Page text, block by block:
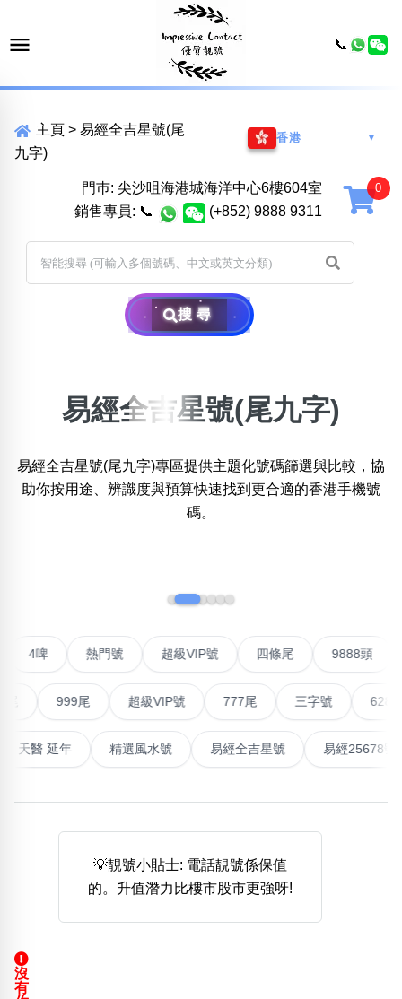
主頁 > 易經全吉星號(尾
九字)
香港 ▼
門巿: 尖沙咀海港城海洋中心6樓604室
銷售專員: 📞 (+852) 9888 9311
搜尋
位置:
一 二 三 四 五 六 七 八
不包含數字
無0 無2無3無4無5 無7無8無9
清除全部分類
搜尋
熱門分類
999尾 777尾 9字頭 6字頭
多8字 9888頭 二字號
三字號
全大數字
5萬以上 生天延 全吉星(全號)
易經全吉星號(尾九字)
易經全吉星號(尾九字)專區提供主題化號碼篩選與比較，協
助你按用途、辨識度與預算快速找到更合適的香港手機號
碼。
熱門號 超級VIP號 四條尾 9888頭
999尾 超級VIP號 777尾 三字號 6288頭
能量生氣 天醫 延年 精選風水號 易經全吉星號 易經
💡靚號小貼士: 電話靚號係保值
的。升值潛力比樓市股市更強呀!
沒
有
📞